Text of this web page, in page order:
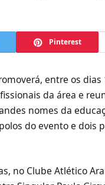
Pinterest
entre os dias
da área e
nomes da
do evento e dois
no Clube Atlético